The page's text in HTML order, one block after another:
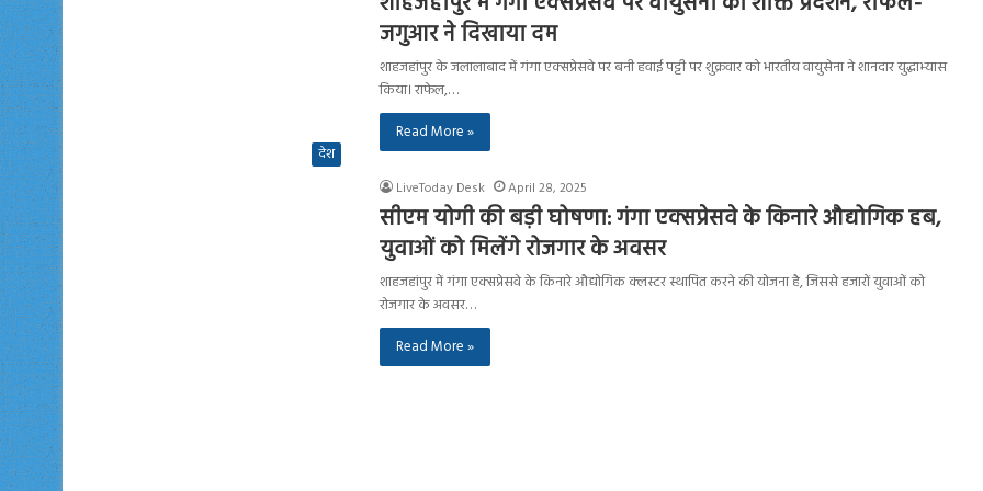
जगुआर ने दिखाया दम
शाहजहांपुर के जलालाबाद में गंगा एक्सप्रेसवे पर बनी हवाई पट्टी पर शुक्रवार को भारतीय वायुसेना ने शानदार युद्धाभ्यास
किया। राफेल,…
Read More »
देश
LiveToday Desk
April 28, 2025
सीएम योगी की बड़ी घोषणा: गंगा एक्सप्रेसवे के किनारे औद्योगिक हब,
युवाओं को मिलेंगे रोजगार के अवसर
शाहजहांपुर में गंगा एक्सप्रेसवे के किनारे औद्योगिक क्लस्टर स्थापित करने की योजना है, जिससे हजारों युवाओं को
रोजगार के अवसर…
Read More »